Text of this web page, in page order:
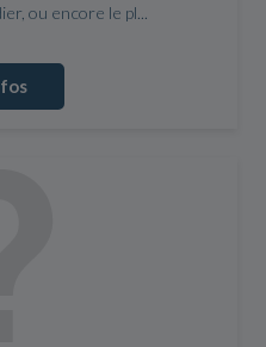
ou encore le pl...